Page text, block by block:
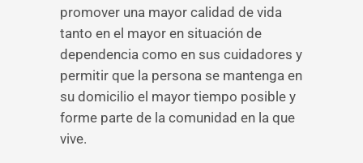
promover una mayor calidad de vida
tanto en el mayor en situación de
dependencia como en sus cuidadores y
permitir que la persona se mantenga en
su domicilio el mayor tiempo posible y
forme parte de la comunidad en la que
vive.